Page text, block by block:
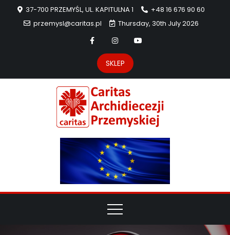
37-700 PRZEMYŚL, UL. KAPITULNA 1
+48 16 676 90 60
przemysl@caritas.pl
Thursday, 30th July 2026
SKLEP